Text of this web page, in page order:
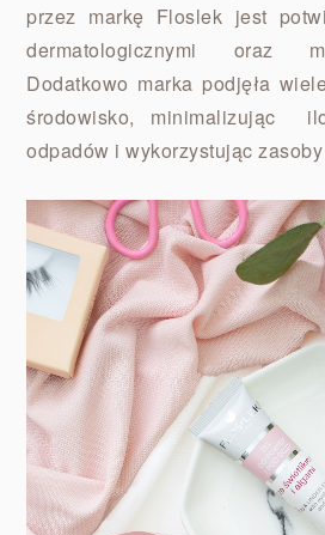
przez markę Floslek jest
dermatologicznymi oraz
Dodatkowo marka podjęła
środowisko, minimalizując
odpadów i wykorzystując